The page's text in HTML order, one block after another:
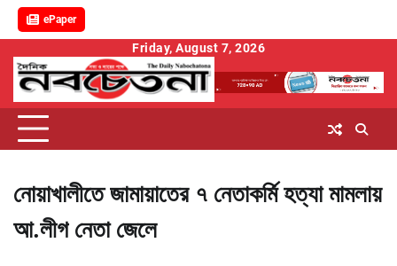
ePaper
content
Friday, August 7, 2026
নোয়াখালীতে জামায়াতের ৭ নেতাকর্মি হত্যা মামলায়
আ.লীগ নেতা জেলে